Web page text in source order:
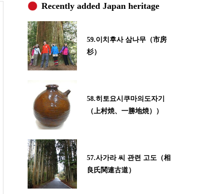
Recently added Japan heritage
59.이치후사 삼나무（市房
杉）
58.히토요시쿠마의도자기
（上村焼、一勝地焼））
57.사가라 씨 관련 고도（相
良氏関連古道）